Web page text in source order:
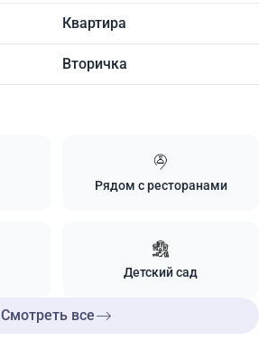
Квартира
Вторичка
Рядом с ресторанами
Детский сад
Смотреть все